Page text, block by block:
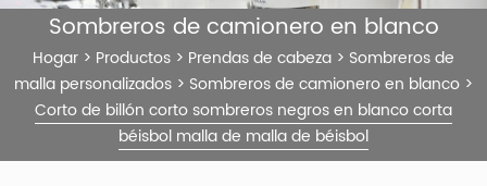
Sombreros de camionero en blanco
Hogar > Productos > Prendas de cabeza > Sombreros de
malla personalizados > Sombreros de camionero en blanco >
Corto de billón corto sombreros negros en blanco corta
béisbol malla de malla de béisbol